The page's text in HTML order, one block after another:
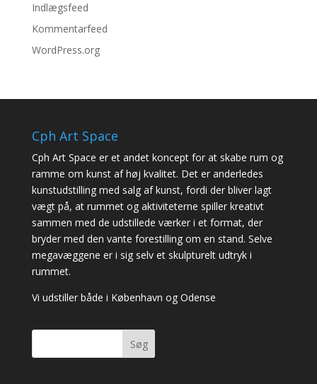
Indlægsfeed
Kommentarfeed
WordPress.org
Cph Art Space
Cph Art Space er et andet koncept for at skabe rum og
ramme om kunst af høj kvalitet. Det er anderledes
kunstudstilling med salg af kunst, fordi der bliver lagt
vægt på, at rummet og aktiviteterne spiller kreativt
sammen med de udstillede værker i et format, der
bryder med den vante forestilling om en stand. Selve
megavæggene er i sig selv et skulpturelt udtryk i
rummet.
Vi udstiller både i København og Odense
Søg